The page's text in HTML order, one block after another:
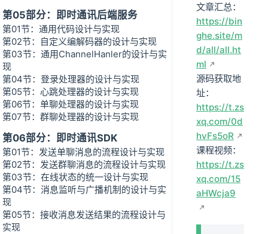
第05部分：即时通讯后端服务
第01节：通用代码设计与实现
第02节：自定义编解码器的设计与实现
第03节：通用ChannelHanler的设计与实
现
第04节：登录处理器的设计与实现
第05节：心跳处理器的设计与实现
第06节：单聊处理器的设计与实现
第07节：群聊处理器的设计与实现
第06部分：即时通讯SDK
第01节：发送单聊消息的流程设计与实现
第02节：发送群聊消息的流程设计与实现
第03节：在线状态的统一设计与实现
第04节：消息监听与广播机制的设计与实
现
第05节：接收消息发送结果的流程设计与
实现
文章汇总：
https://bin
ghe.site/m
d/all/all.ht
ml
源码获取地
址：
https://t.zs
xq.com/0d
hvFs5oR
课程视频：
https://t.zs
xq.com/15
aHWcja9